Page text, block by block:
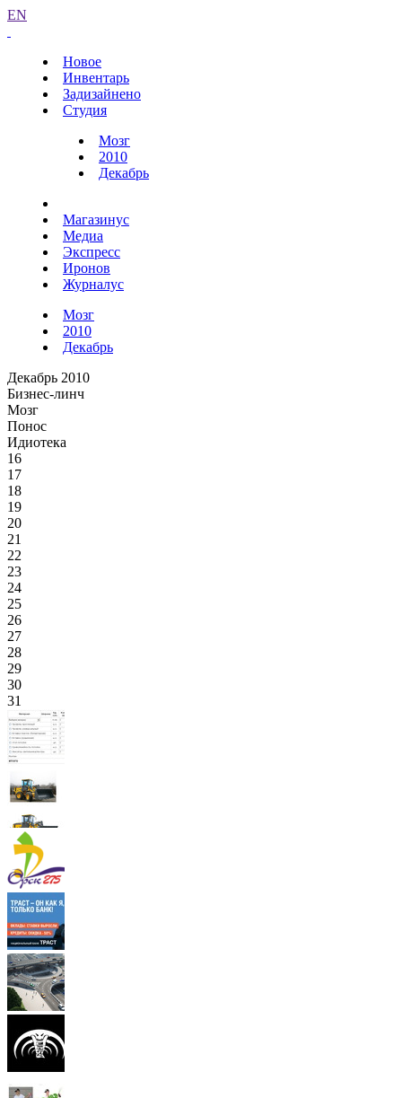
EN
Новое
Инвентарь
Задизайнено
Студия
Мозг
2010
Декабрь
Магазинус
Медиа
Экспресс
Иронов
Журналус
Мозг
2010
Декабрь
Декабрь 2010
Бизнес-линч
Мозг
Понос
Идиотека
16
17
18
19
20
21
22
23
24
25
26
27
28
29
30
31